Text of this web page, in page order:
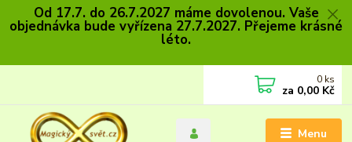
Od 17.7. do 26.7.2027 máme dovolenou. Vaše
objednávka bude vyřízena 27.7.2027. Přejeme krásné
léto.
Menu
0 ks
za 0,00 Kč